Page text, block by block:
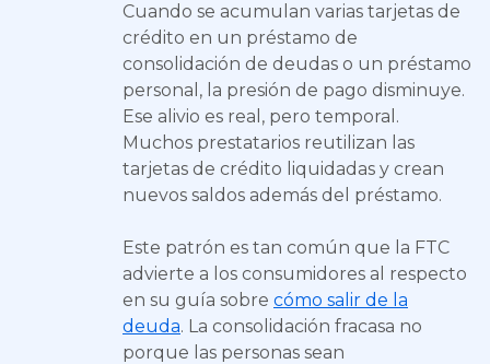
Cuando se acumulan varias tarjetas de
crédito en un préstamo de
consolidación de deudas o un préstamo
personal, la presión de pago disminuye.
Ese alivio es real, pero temporal.
Muchos prestatarios reutilizan las
tarjetas de crédito liquidadas y crean
nuevos saldos además del préstamo.
Este patrón es tan común que la FTC
advierte a los consumidores al respecto
en su guía sobre cómo salir de la
deuda. La consolidación fracasa no
porque las personas sean